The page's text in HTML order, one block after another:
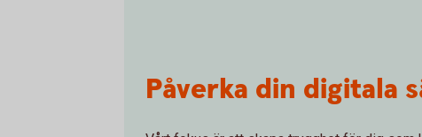
Påverka din digitala